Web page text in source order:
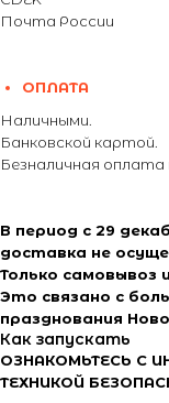
Почта России
ОПЛАТА
Наличными.
Банковской картой.
Безналичная
В период с 29
доставка не
Только самовывоз
Это связано с
празднования
Как запускать
ОЗНАКОМЬТЕСЬ С
ТЕХНИКОЙ